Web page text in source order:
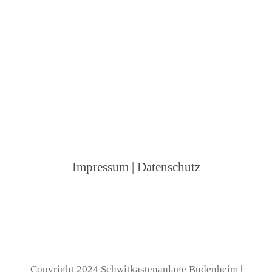
Impressum | Datenschutz
Copyright 2024 Schwitkastenanlage Budenheim |